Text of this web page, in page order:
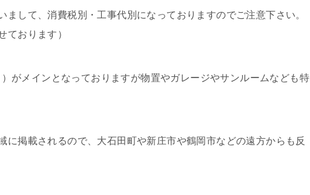
まして、消費税別・工事代別になっておりますのでご注意下さい。
ております）
がメインとなっておりますが物置やガレージやサンルームなども特
に掲載されるので、大石田町や新庄市や鶴岡市などの遠方からも反